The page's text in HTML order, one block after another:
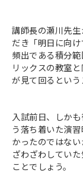
講師長の瀬川先
だき「明日に向
頻出である積分
リックスの教室
が見て回るという
入試前日、しか
う落ち着いた演
かったのではな
ざわざわしてい
ことでしょう。